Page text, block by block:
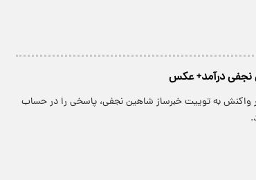
نجفی درآمد+ عکس
به توییت خبرساز شاهین نجفی، پاسخی را در حساب